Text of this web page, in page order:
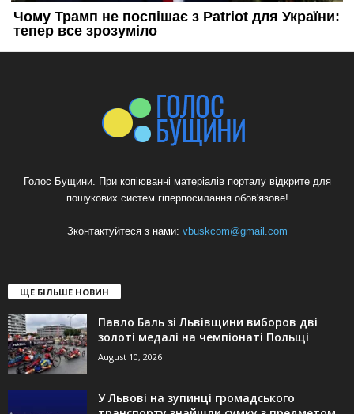
Голос Бущини. При копіюванні матеріалів порталу відкрите для
пошукових систем гіперпосилання обов'язове!
Зконтактуйтеся з нами: vbuskcom@gmail.com
ЩЕ БІЛЬШЕ НОВИН
Павло Баль зі Львівщини виборов дві
золоті медалі на чемпіонаті Польщі
August 10, 2026
У Львові на зупинці громадського